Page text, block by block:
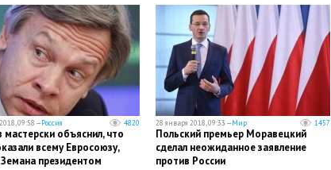
09:58 —Россия 4820
объяснил, что
всему Евросоюзу,
президентом
28 января 2018, 09:33 —Мир 1457
Польский премьер Моравецкий
сделал неожиданное заявление
против России